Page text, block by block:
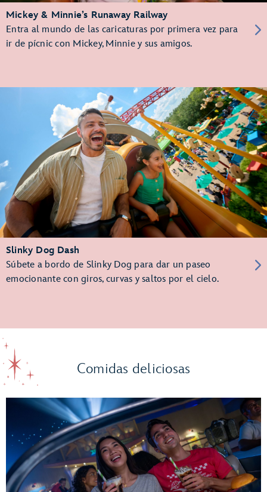
Mickey & Minnie’s Runaway Railway
Entra al mundo de las caricaturas por primera vez para
ir de pícnic con Mickey, Minnie y sus amigos.
Slinky Dog Dash
Súbete a bordo de Slinky Dog para dar un paseo
emocionante con giros, curvas y saltos por el cielo.
Comidas deliciosas